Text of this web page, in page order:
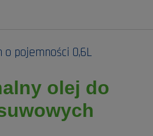
pojemności 0,6L
olej do